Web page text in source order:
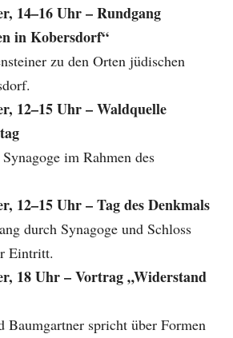
14–16 Uhr – Rundgang
in Kobersdorf“
zu den Orten jüdischen
12–15 Uhr – Waldquelle
im Rahmen des
12–15 Uhr – Tag des Denkmals
durch Synagoge und Schloss
Eintritt.
18 Uhr – Vortrag „Widerstand
Baumgartner spricht über Formen